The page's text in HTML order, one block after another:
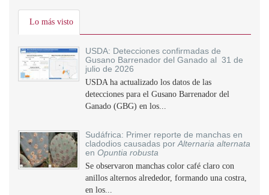
Lo más visto
USDA: Detecciones confirmadas de
Gusano Barrenador del Ganado al 31 de
julio de 2026
USDA ha actualizado los datos de las
detecciones para el Gusano Barrenador del
Ganado (GBG) en los...
Sudáfrica: Primer reporte de manchas en
cladodios causadas por Alternaria alternata
en Opuntia robusta
Se observaron manchas color café claro con
anillos alternos alrededor, formando una costra,
en los...